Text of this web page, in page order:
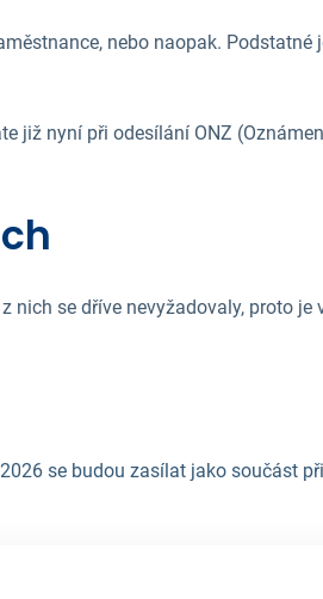
nebo naopak. Podstatné
již nyní při odesílání ONZ
se dříve nevyžadovaly, proto je
se budou zasílat jako součást